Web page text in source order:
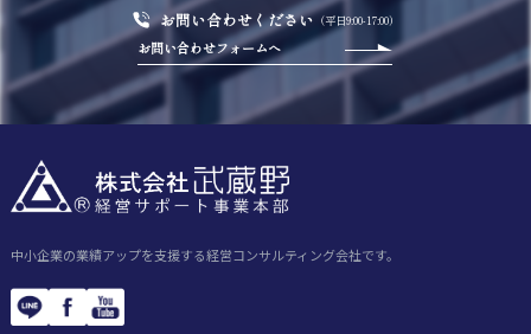
お問い合わせください （平日9:00-17:00）
お問い合わせフォームへ
中小企業の業績アップを支援する経営コンサルティング会社です。